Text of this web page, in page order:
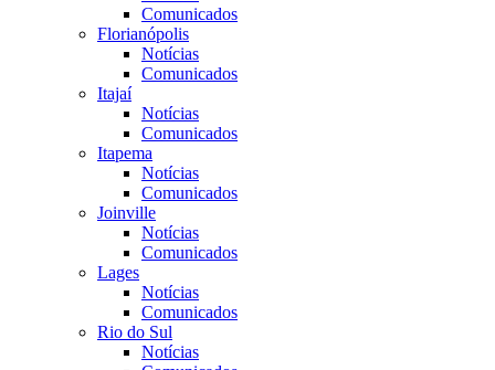
Comunicados
Florianópolis
Notícias
Comunicados
Itajaí
Notícias
Comunicados
Itapema
Notícias
Comunicados
Joinville
Notícias
Comunicados
Lages
Notícias
Comunicados
Rio do Sul
Notícias